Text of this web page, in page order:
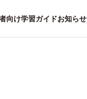
向け学習ガイドお知らせ